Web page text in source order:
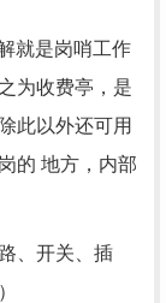
就是岗哨工作
为收费亭，是
此以外还可用
的 地方，内部
、开关、插